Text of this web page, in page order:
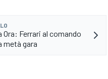
Ora: Ferrari al comando
metà gara